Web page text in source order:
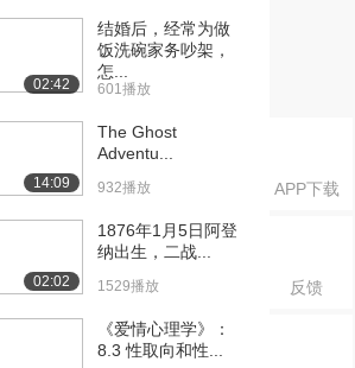
APP下载
反馈
业空间与尺度第二
12:13
业空间与尺度第二
业空间与尺度第二
空间与尺度第一
待播放
02:42
结婚后，经常为做
饭洗碗家务吵架，
怎...
601播放
14:09
The Ghost
Adventu...
932播放
02:02
1876年1月5日阿登
纳出生，二战...
1529播放
《爱情心理学》：
8.3 性取向和性...